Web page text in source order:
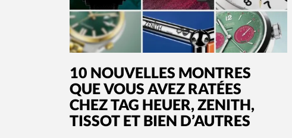
10 NOUVELLES MONTRES
QUE VOUS AVEZ RATÉES
CHEZ TAG HEUER, ZENITH,
TISSOT ET BIEN D’AUTRES